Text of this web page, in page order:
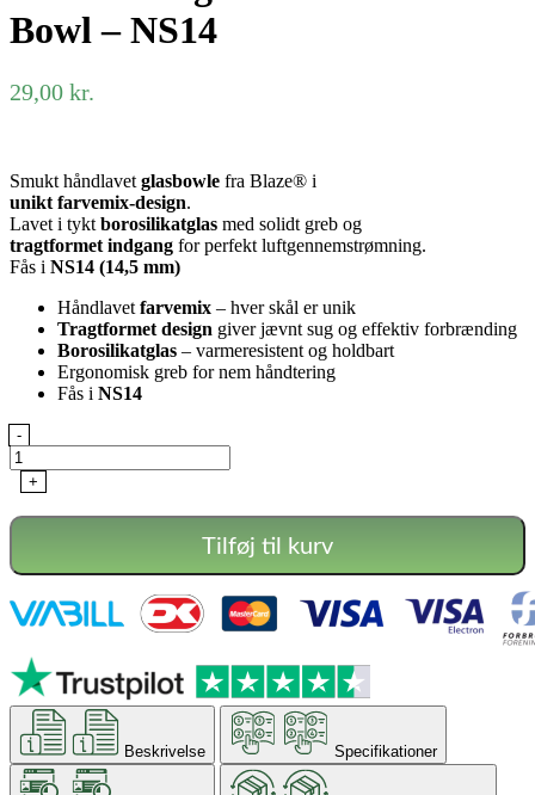
Bowl – NS14
29,00 kr.
Smukt håndlavet glasbowle fra Blaze® i
unikt farvemix-design.
Lavet i tykt borosilikatglas med solidt greb og
tragtformet indgang for perfekt luftgennemstrømning.
Fås i NS14 (14,5 mm)
Håndlavet farvemix – hver skål er unik
Tragtformet design giver jævnt sug og effektiv forbrænding
Borosilikatglas – varmeresistent og holdbart
Ergonomisk greb for nem håndtering
Fås i NS14
Blaze®
Tragt
Bowl
Funnel
-
antal
-
+
Tilføj til kurv
Beskrivelse Specifikationer